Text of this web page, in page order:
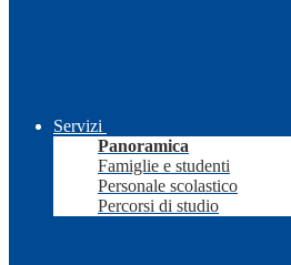
Servizi
Panoramica
Famiglie e studenti
Personale scolastico
Percorsi di studio